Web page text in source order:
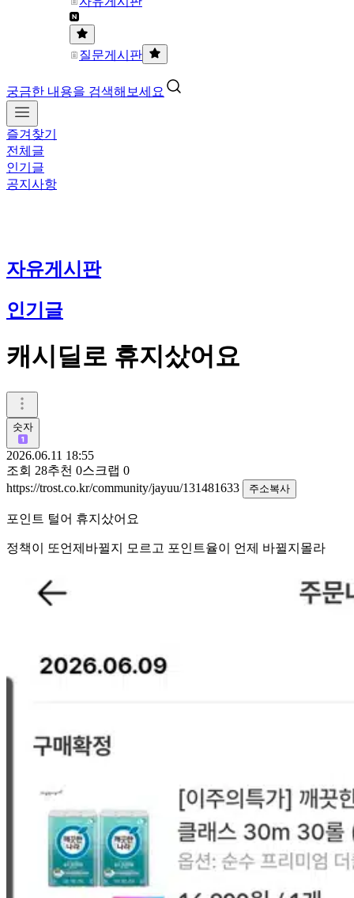
질문게시판
궁금한 내용을 검색해보세요
즐겨찾기
전체글
인기글
공지사항
자유게시판
인기글
캐시딜로 휴지샀어요
숫자
2026.06.11 18:55
조회 28추천 0스크랩 0
https://trost.co.kr/community/jayuu/131481633
주소복사
포인트 털어 휴지샀어요
정책이 또언제바뀔지 모르고 포인트율이 언제 바뀔지몰라